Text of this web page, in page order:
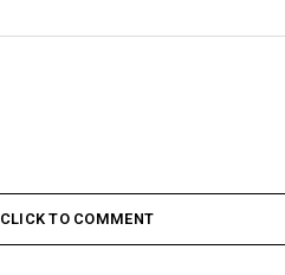
CLICK TO COMMENT